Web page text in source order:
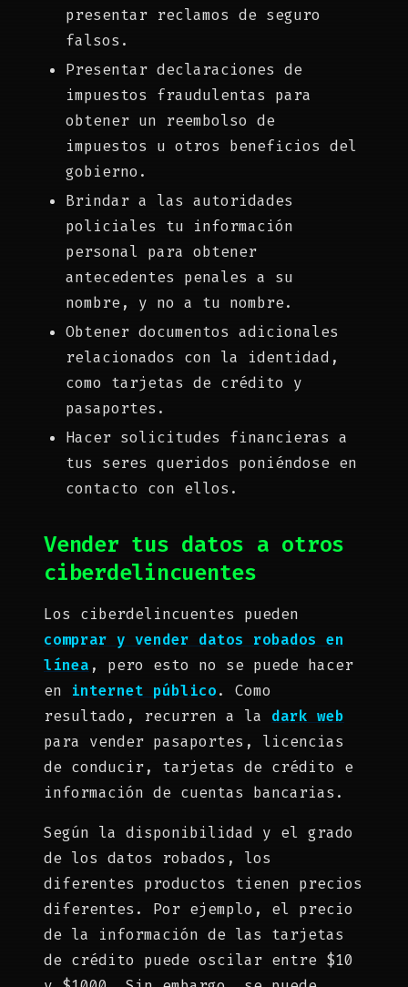
presentar reclamos de seguro
falsos.
Presentar declaraciones de
impuestos fraudulentas para
obtener un reembolso de
impuestos u otros beneficios del
gobierno.
Brindar a las autoridades
policiales tu información
personal para obtener
antecedentes penales a su
nombre, y no a tu nombre.
Obtener documentos adicionales
relacionados con la identidad,
como tarjetas de crédito y
pasaportes.
Hacer solicitudes financieras a
tus seres queridos poniéndose en
contacto con ellos.
Vender tus datos a otros
ciberdelincuentes
Los ciberdelincuentes pueden
comprar y vender datos robados en
línea , pero esto no se puede hacer
en internet público. Como
resultado, recurren a la dark web
para vender pasaportes, licencias
de conducir, tarjetas de crédito e
información de cuentas bancarias.
Según la disponibilidad y el grado
de los datos robados, los
diferentes productos tienen precios
diferentes. Por ejemplo, el precio
de la información de las tarjetas
de crédito puede oscilar entre $10